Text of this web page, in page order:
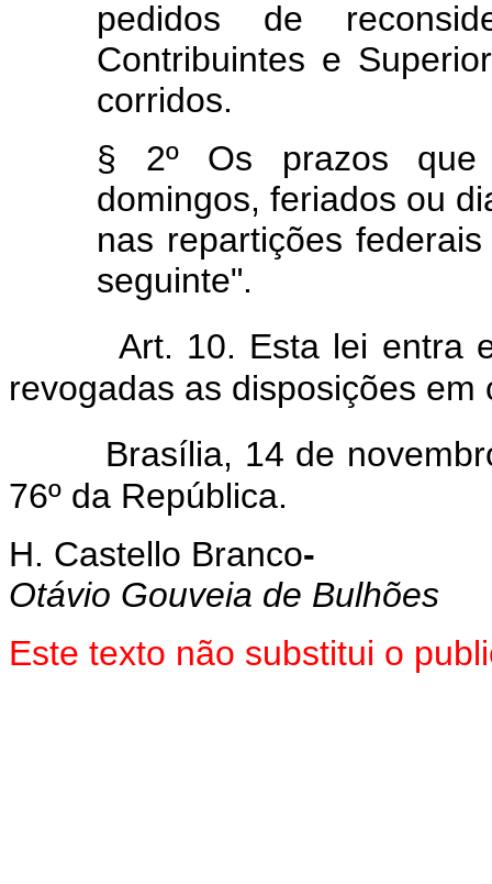
pedidos de
Contribuintes e
corridos.
§ 2º Os prazos que
domingos, feriados ou
nas repartições
seguinte".
Art. 10. Esta lei entra
revogadas as disposições em
Brasília, 14 de
76º da República.
H. Castello Branco-
Otávio Gouveia de Bulhões
Este texto não substitui o